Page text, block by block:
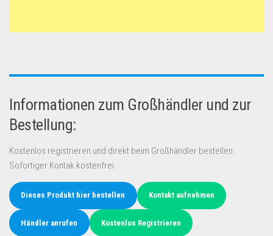
Informationen zum Großhändler und zur
Bestellung:
Kostenlos registrieren und direkt beim Großhändler bestellen.
Sofortiger Kontak kostenfrei.
Dieses Produkt hier bestellen Kontakt aufnehmen
Händler anrufen Kostenlos Registrieren